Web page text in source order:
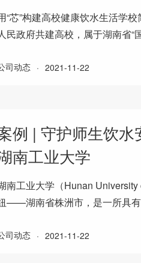
“芯”构建高校健康饮水生活学
民政府共建高校，属于湖南省“
司动态 · 2021-11-22
例 | 守护师生饮
南工业大学
南工业大学（Hunan
——湖南省株洲市，是一所具
司动态 · 2021-11-22